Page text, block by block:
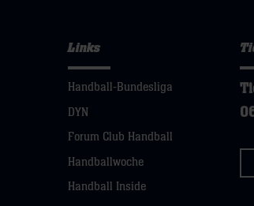
Links
Handball-Bundesliga
DYN
Forum Club Handball
Handballwoche
Handball Inside